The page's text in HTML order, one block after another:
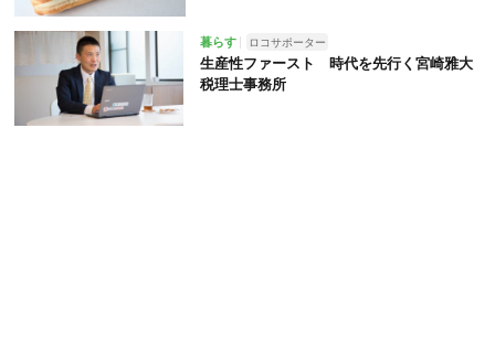
暮らす ロコサポーター
生産性ファースト 時代を先行く宮崎雅大
税理士事務所